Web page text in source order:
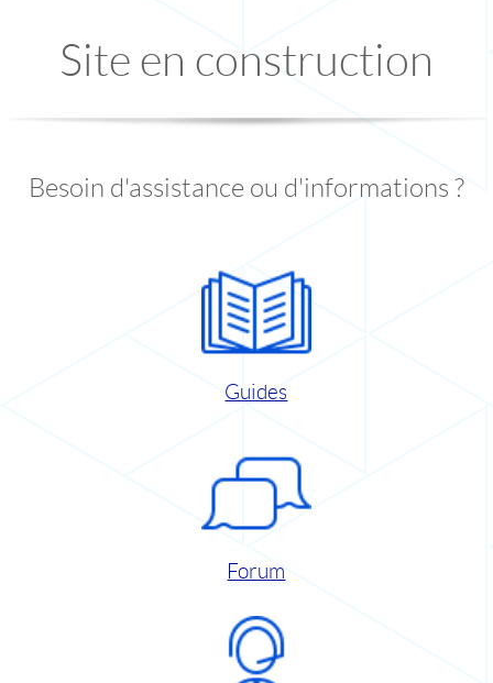
Site en construction
Besoin d'assistance ou d'informations ?
Guides
Forum